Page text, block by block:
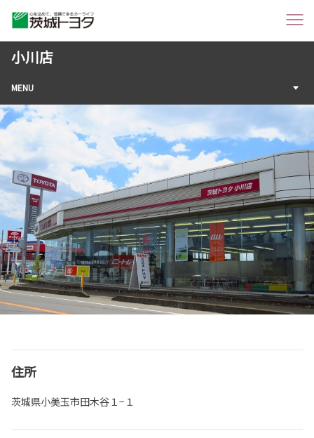
小川店
MENU
住所
茨城県小美玉市田木谷１−１